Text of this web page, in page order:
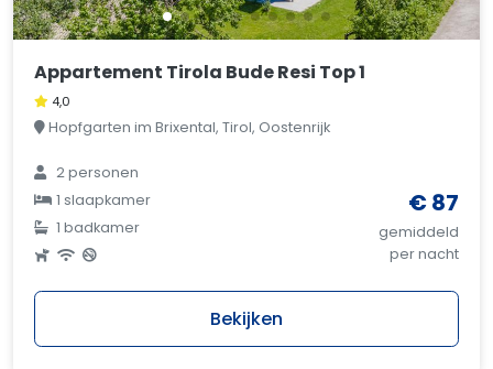
Appartement Tirola Bude Resi Top 1
4,0
Hopfgarten im Brixental, Tirol, Oostenrijk
2 personen
1 slaapkamer
1 badkamer
€ 87
gemiddeld
per nacht
Bekijken